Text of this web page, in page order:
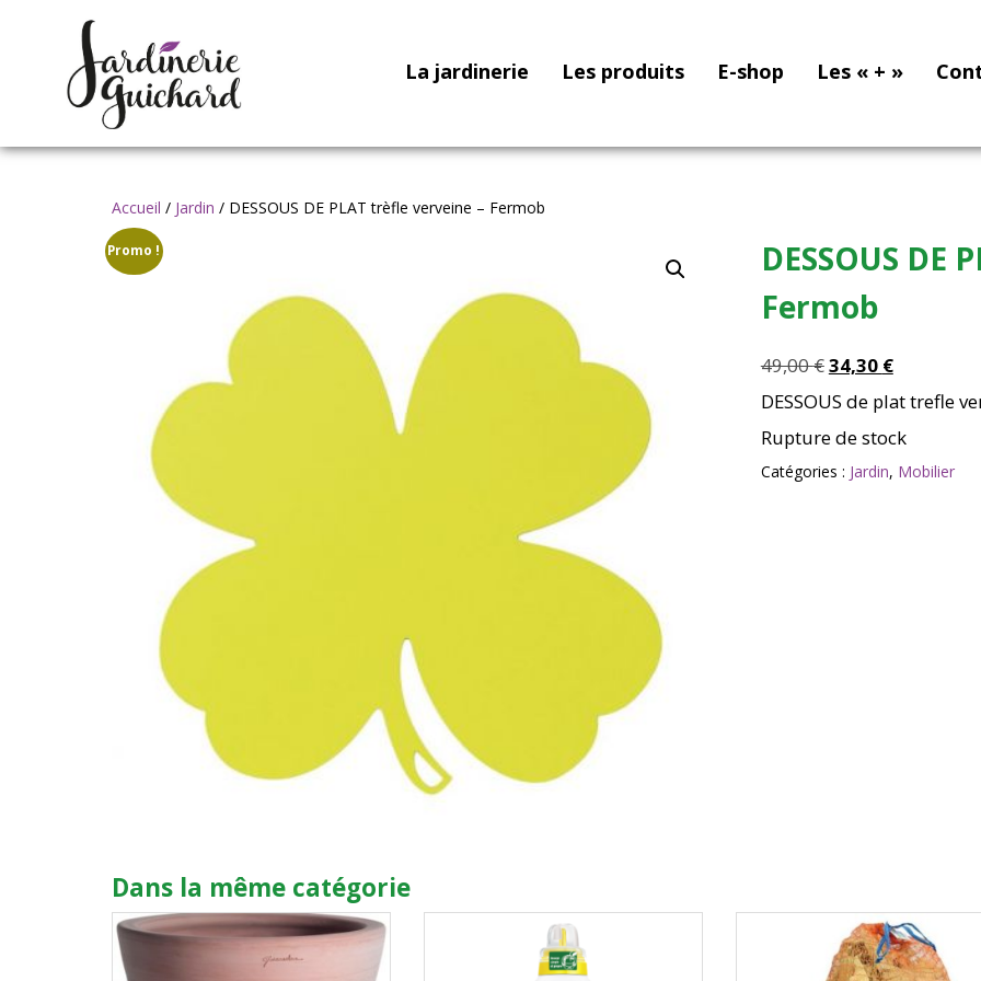
La jardinerie Les produits E-shop Les « + »
Accueil / Jardin / DESSOUS DE PLAT trèfle verveine – Fermob
Promo !
DESSOUS DE
Fermob
49,00€Le
prix
initial
était :
49,00 €.
34,30 €Le
actuel
est :
34,30 €.
DESSOUS de plat trefle
Rupture de stock
Catégories : Jardin, Mobilier
Dans la même catégorie